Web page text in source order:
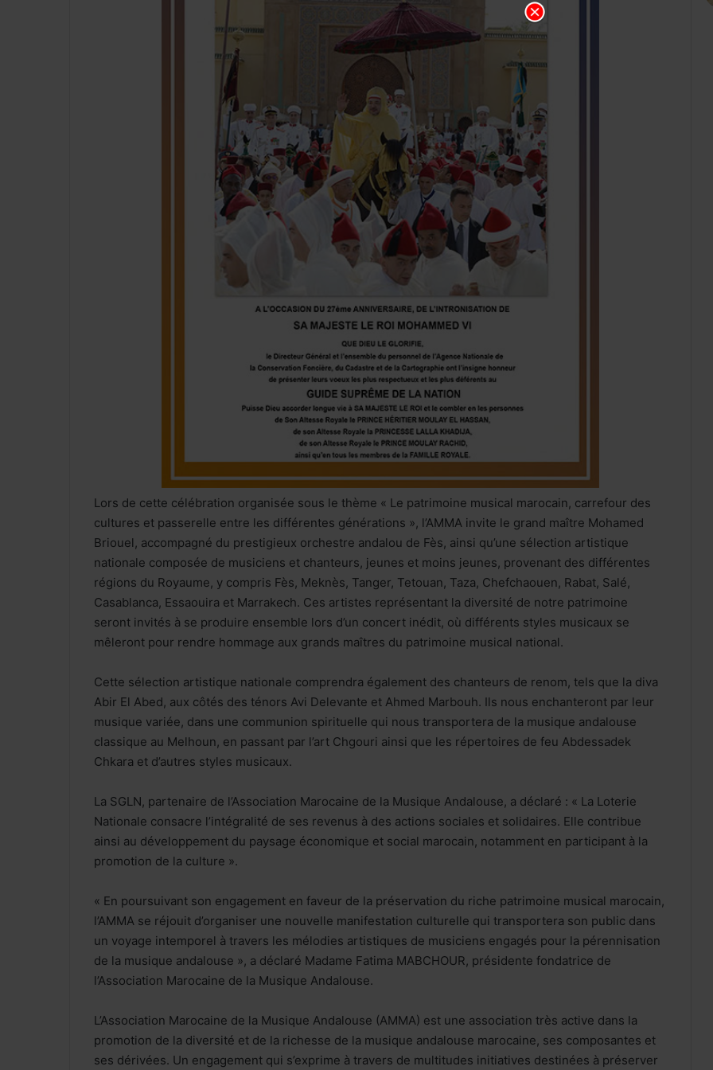
Lors de cette célébration organisée sous le thème « Le patrimoine musical marocain, carrefour des
cultures et passerelle entre les différentes générations », l’AMMA invite le grand maître Mohamed
Briouel, accompagné du prestigieux orchestre andalou de Fès, ainsi qu’une sélection artistique
nationale composée de musiciens et chanteurs, jeunes et moins jeunes, provenant des différentes
régions du Royaume, y compris Fès, Meknès, Tanger, Tetouan, Taza, Chefchaouen, Rabat, Salé,
Casablanca, Essaouira et Marrakech. Ces artistes représentant la diversité de notre patrimoine
seront invités à se produire ensemble lors d’un concert inédit, où différents styles musicaux se
mêleront pour rendre hommage aux grands maîtres du patrimoine musical national.
Cette sélection artistique nationale comprendra également des chanteurs de renom, tels que la diva
Abir El Abed, aux côtés des ténors Avi Delevante et Ahmed Marbouh. Ils nous enchanteront par leur
musique variée, dans une communion spirituelle qui nous transportera de la musique andalouse
classique au Melhoun, en passant par l’art Chgouri ainsi que les répertoires de feu Abdessadek
Chkara et d’autres styles musicaux.
La SGLN, partenaire de l’Association Marocaine de la Musique Andalouse, a déclaré : « La Loterie
Nationale consacre l’intégralité de ses revenus à des actions sociales et solidaires. Elle contribue
ainsi au développement du paysage économique et social marocain, notamment en participant à la
promotion de la culture ».
« En poursuivant son engagement en faveur de la préservation du riche patrimoine musical marocain,
l’AMMA se réjouit d’organiser une nouvelle manifestation culturelle qui transportera son public dans
un voyage intemporel à travers les mélodies artistiques de musiciens engagés pour la pérennisation
de la musique andalouse », a déclaré Madame Fatima MABCHOUR, présidente fondatrice de
l’Association Marocaine de la Musique Andalouse.
L’Association Marocaine de la Musique Andalouse (AMMA) est une association très active dans la
promotion de la diversité et de la richesse de la musique andalouse marocaine, ses composantes et
ses dérivées. Un engagement qui s’exprime à travers de multitudes initiatives destinées à préserver